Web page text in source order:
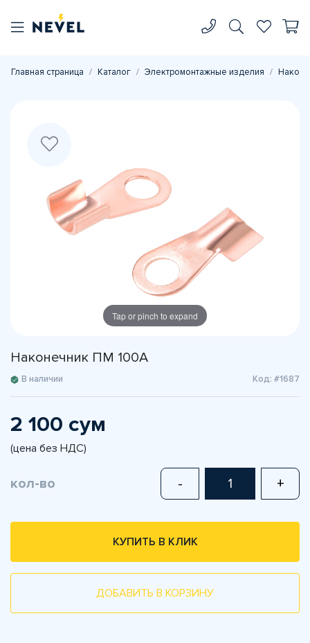
Главная страница Каталог Электромонтажные изделия
Tap or pinch to expand
Наконечник ПМ 100А
В наличии Код: #1687
2 100 сум
(цена без НДС)
кол-во - +
КУПИТЬ В КЛИК
ДОБАВИТЬ В КОРЗИНУ